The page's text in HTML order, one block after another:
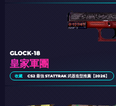
皇家軍團
GLOCK-18
收藏 CS2 最強 STATTRAK 武器造型推薦【2026】